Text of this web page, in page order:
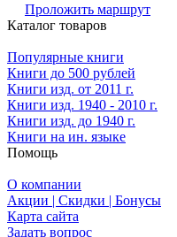
Проложить маршрут
Каталог товаров
Популярные книги
Книги до 500 рублей
Книги изд. от 2011 г.
Книги изд. 1940 - 2010 г.
Книги изд. до 1940 г.
Книги на ин. языке
Помощь
О компании
Акции | Скидки | Бонусы
Карта сайта
Задать вопрос